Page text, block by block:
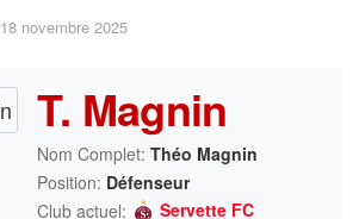
18 novembre 2025
T. Magnin
Nom Complet: Théo Magnin
Position: Défenseur
Club actuel:
Servette FC